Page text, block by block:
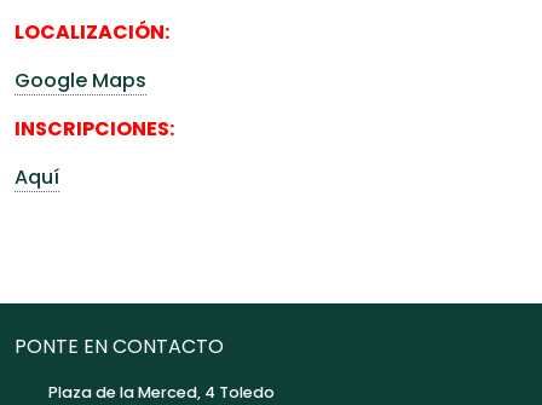
LOCALIZACIÓN:
Google Maps
INSCRIPCIONES:
Aquí
PONTE EN CONTACTO
Plaza de la Merced, 4 Toledo